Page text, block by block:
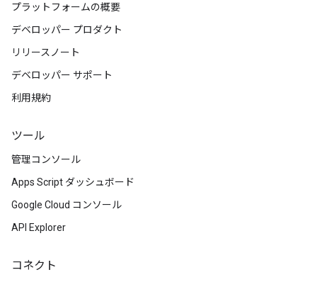
プラットフォームの概要
デベロッパー プロダクト
リリースノート
デベロッパー サポート
利用規約
ツール
管理コンソール
Apps Script ダッシュボード
Google Cloud コンソール
API Explorer
コネクト